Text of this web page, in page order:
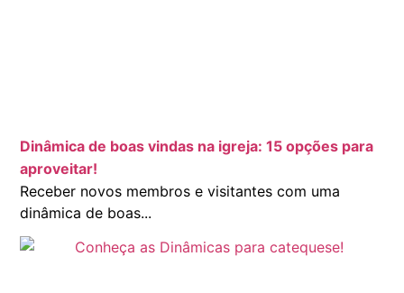
Dinâmica de boas vindas na igreja: 15 opções para
aproveitar!
Receber novos membros e visitantes com uma
dinâmica de boas...